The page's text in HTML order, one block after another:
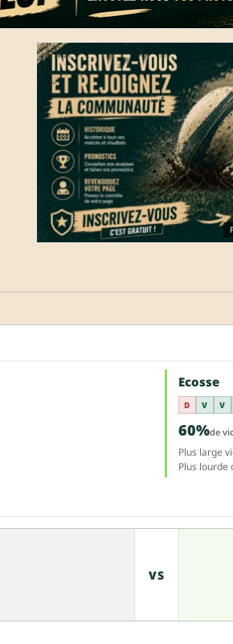
Ecosse
D V V
60%de
Plus large
Plus lourde
VS